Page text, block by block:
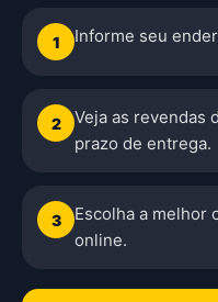
1 Informe seu
2
Veja as revendas
prazo de entrega.
3
Escolha a melhor
online.